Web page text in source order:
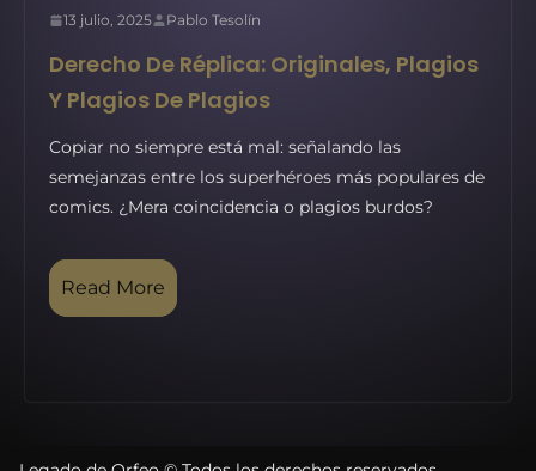
13 julio, 2025 Pablo Tesolín
Derecho De Réplica: Originales, Plagios
Y Plagios De Plagios
Copiar no siempre está mal: señalando las
semejanzas entre los superhéroes más populares de
comics. ¿Mera coincidencia o plagios burdos?
Read More